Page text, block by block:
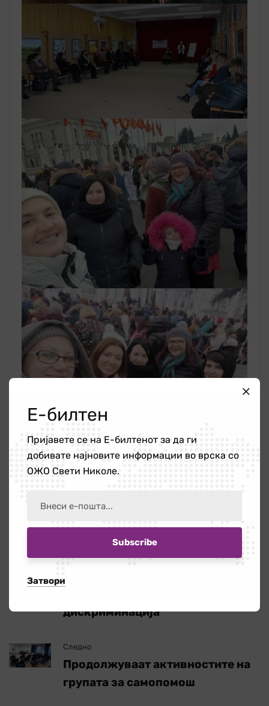
дискриминација
Следно
Продолжуваат активностите на
групата за самопомош
Е-билтен
Пријавете се на Е-билтенот за да ги
добивате најновите информации во врска со
ОЖО Свети Николе.
Затвори